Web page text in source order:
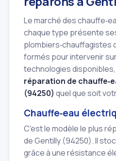
Le marché des
chaque type présente
plombiers‑chauffagistes
formés pour intervenir
technologies
réparation de
(94250) quel que soit
Chauffe‑eau
C'est le modèle le plus
de Gentilly (94250). Il
grâce à une résistance